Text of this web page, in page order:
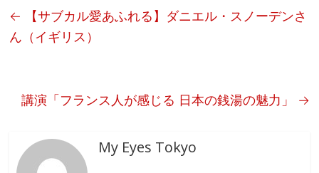
b
o
←
【サブカル愛あふれる】ダニエル・スノーデンさ
ん（イギリス）
講演「フランス人が感じる 日本の銭湯の魅力」 →
My Eyes Tokyo